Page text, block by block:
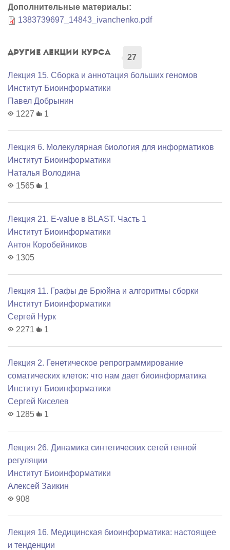
Дополнительные материалы:
1383739697_14843_ivanchenko.pdf
Другие лекции курса
27
Лекция 15. Сборка и аннотация больших геномов
Институт Биоинформатики
Павел Добрынин
1227
1
Лекция 6. Молекулярная биология для информатиков
Институт Биоинформатики
Наталья Володина
1565
1
Лекция 21. E-value в BLAST. Часть 1
Институт Биоинформатики
Антон Коробейников
1305
Лекция 11. Графы де Брюйна и алгоритмы сборки
Институт Биоинформатики
Сергей Нурк
2271
1
Лекция 2. Генетическое репрограммирование
соматических клеток: что нам дает биоинформатика
Институт Биоинформатики
Сергей Киселев
1285
1
Лекция 26. Динамика синтетических сетей генной
регуляции
Институт Биоинформатики
Алексей Заикин
908
Лекция 16. Медицинская биоинформатика: настоящее
и тенденции